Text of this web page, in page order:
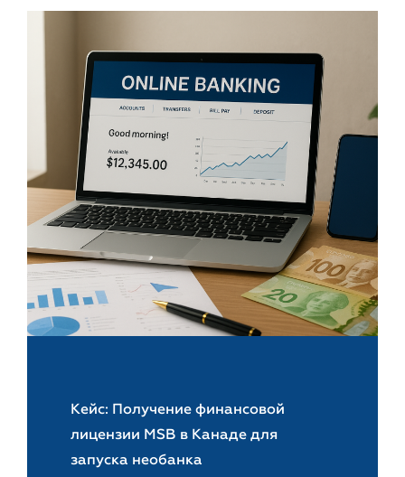
Кейс: Получение финансовой
лицензии MSB в Канаде для
запуска необанка